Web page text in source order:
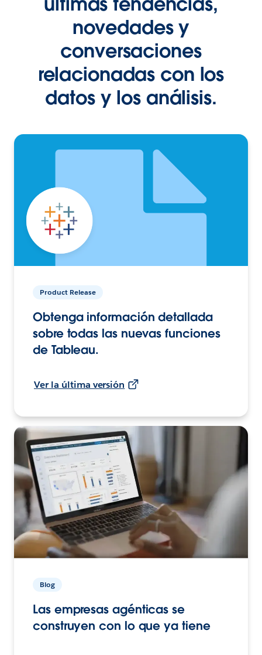
novedades y
conversaciones
relacionadas con los
datos y los análisis.
Product Release
Obtenga información detallada
sobre todas las nuevas funciones
de Tableau.
Ver la última versión
Blog
Las empresas agénticas se
construyen con lo que ya tiene